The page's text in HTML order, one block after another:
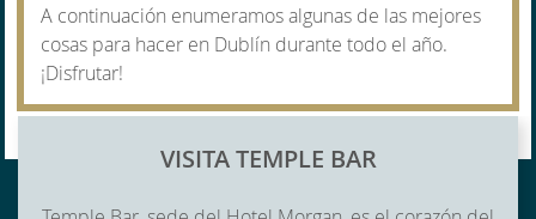
A continuación enumeramos algunas de las mejores
cosas para hacer en Dublín durante todo el año.
¡Disfrutar!
VISITA TEMPLE BAR